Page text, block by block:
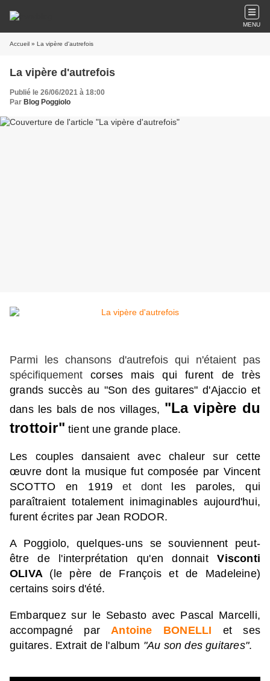
MENU
Accueil » La vipère d'autrefois
La vipère d'autrefois
Publié le 26/06/2021 à 18:00
Par Blog Poggiolo
Parmi les chansons d'autrefois qui n'étaient pas
spécifiquement corses mais qui furent de très
grands succès au "Son des guitares" d'Ajaccio et
dans les bals de nos villages, "La vipère du
trottoir" tient une grande place.
Les couples dansaient avec chaleur sur cette
œuvre dont la musique fut composée par Vincent
SCOTTO en 1919
et dont
furent écrites par Jean RODOR.
A Poggiolo, quelques-uns se souviennent peut-
être de l'interprétation qu'en donnait Visconti
OLIVA (le père de François et de Madeleine)
certains soirs d'été.
Embarquez sur le Sebasto avec Pascal Marcelli,
accompagné par Antoine BONELLI et ses
guitares. Extrait de l'album "Au son des guitares".